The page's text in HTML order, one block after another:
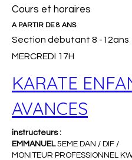
Cours et horaires
A PARTIR DE 8 ANS
Section débutant 8 -12ans
MERCREDI 17H
KARATE
AVANCES
instructeurs :
EMMANUEL5EME DAN / DIF /
MONITEUR PROFESSIONNEL